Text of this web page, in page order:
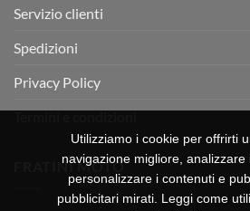
Servizio clienti
Spedizioni
Privacy Policy
Termini e condizioni
FRATINI MOTO
Utilizziamo i cookie per offrirti
navigazione migliore, analizzare
personalizzare i contenuti e
pubblicitari mirati. Leggi come